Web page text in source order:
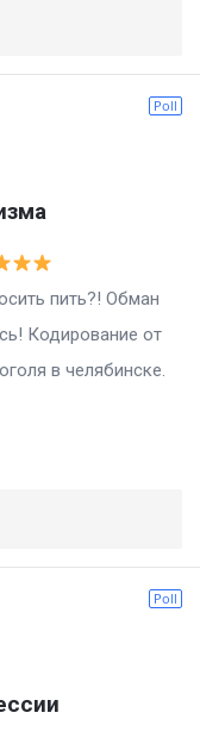
Poll
Обман
Кодирование от
в челябинске.
Poll